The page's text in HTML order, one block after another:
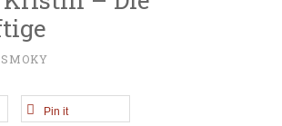
SMOKY
Pin it